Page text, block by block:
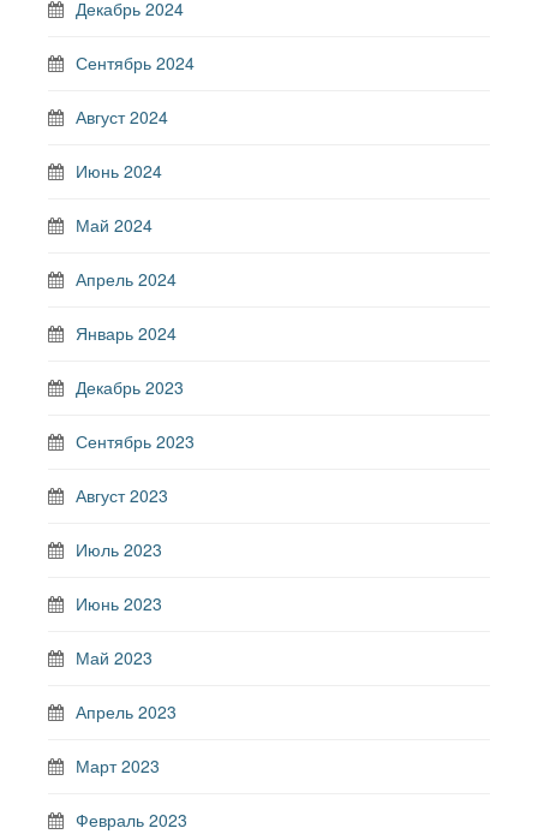
Декабрь 2024
Сентябрь 2024
Август 2024
Июнь 2024
Май 2024
Апрель 2024
Январь 2024
Декабрь 2023
Сентябрь 2023
Август 2023
Июль 2023
Июнь 2023
Май 2023
Апрель 2023
Март 2023
Февраль 2023